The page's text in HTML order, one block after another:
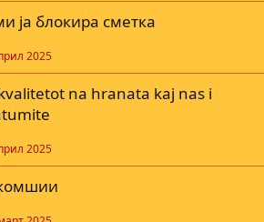
ја блокира сметка
2025
na hranata kaj nas i
2025